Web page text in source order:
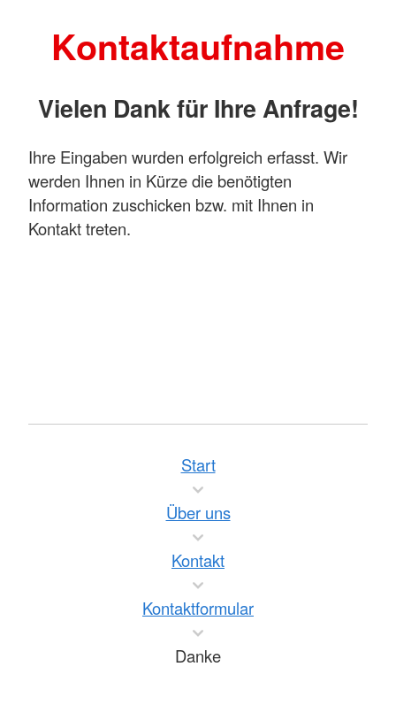
Kontaktaufnahme
Vielen Dank für Ihre Anfrage!
Ihre Eingaben wurden erfolgreich erfasst. Wir
werden Ihnen in Kürze die benötigten
Information zuschicken bzw. mit Ihnen in
Kontakt treten.
Start
Über uns
Kontakt
Kontaktformular
Danke